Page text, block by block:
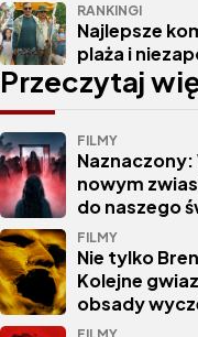
RANKINGI
Najlepsze
plaża i
Przeczytaj
FILMY
nowym
do naszego
FILMY
Nie tylko
Kolejne
obsady